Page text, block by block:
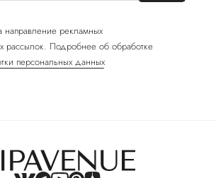
направление рекламных
рассылок. Подробнее об обработке
персональных данных